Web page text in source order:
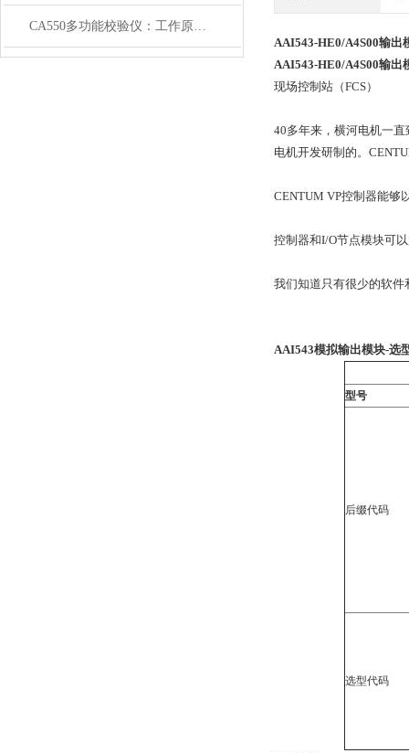
CA550多功能校验仪：工作原理、核心功能与应用场景解析
AAI543-HE0/A4S00输出
AAI543-HE0/A4S00输出
现场控制站（FCS）
40多年来，横河电机一
电机开发研制的。
CENTUM VP控制器能够
控制器和I/O节点模块可
我们知道只有很少的软件
AAI543模拟输出模块-选
型号
后缀代码
选型代码